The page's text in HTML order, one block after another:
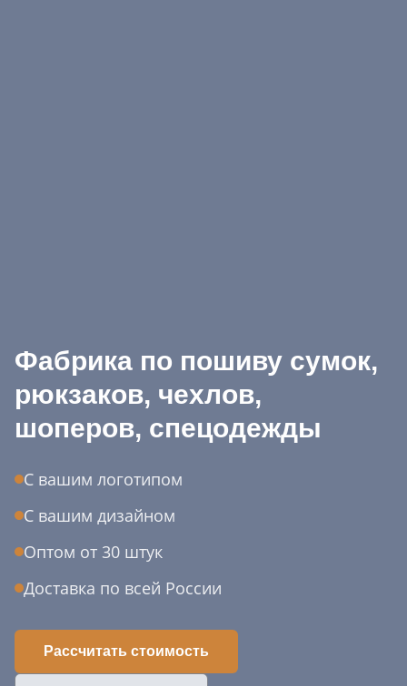
Фабрика по пошиву сумок,
рюкзаков, чехлов,
шоперов, спецодежды
С вашим логотипом
С вашим дизайном
Оптом от 30 штук
Доставка по всей России
Рассчитать стоимость